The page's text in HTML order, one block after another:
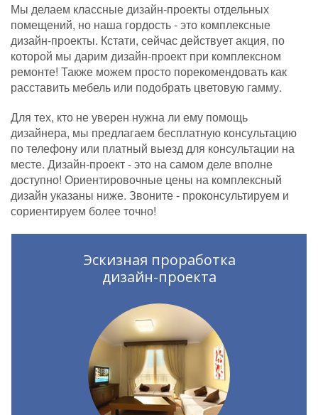
Мы делаем классные дизайн-проекты отдельных
помещений, но наша гордость - это комплексные
дизайн-проекты. Кстати, сейчас действует акция, по
которой мы дарим дизайн-проект при комплексном
ремонте! Также можем просто порекомендовать как
расставить мебель или подобрать цветовую гамму.
Для тех, кто не уверен нужна ли ему помощь
дизайнера, мы предлагаем бесплатную консультацию
по телефону или платный выезд для консультации на
месте. Дизайн-проект - это на самом деле вполне
доступно! Ориентировочные цены на комплексный
дизайн указаны ниже. Звоните - проконсультируем и
сориентируем более точно!
Эскизная проработка
дизайн-проекта